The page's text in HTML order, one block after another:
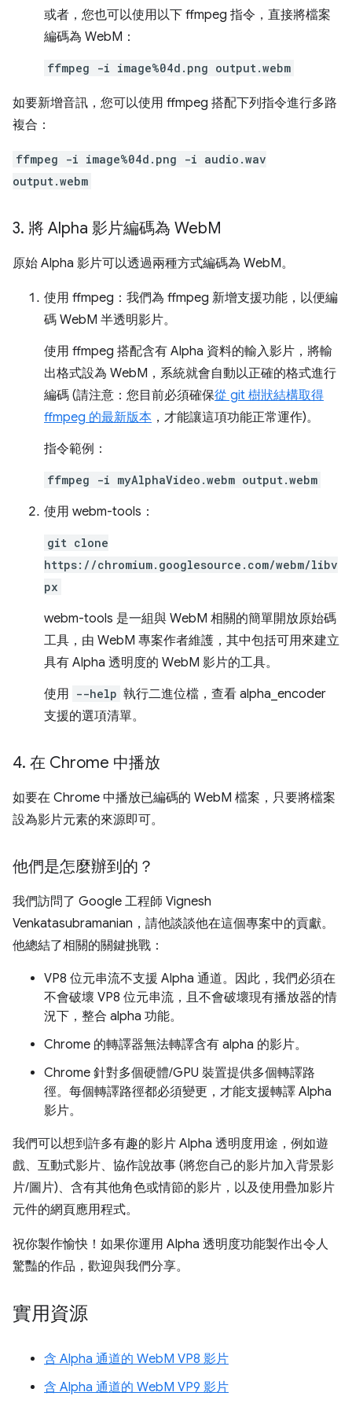
或者，您也可以使用以下 ffmpeg 指令，直接將檔案
編碼為 WebM：
ffmpeg -i image%04d.png output.webm
如要新增音訊，您可以使用 ffmpeg 搭配下列指令進行多路
複合：
ffmpeg -i image%04d.png -i audio.wav
output.webm
3. 將 Alpha 影片編碼為 WebM
原始 Alpha 影片可以透過兩種方式編碼為 WebM。
使用 ffmpeg：我們為 ffmpeg 新增支援功能，以便編
碼 WebM 半透明影片。
使用 ffmpeg 搭配含有 Alpha 資料的輸入影片，將輸
出格式設為 WebM，系統就會自動以正確的格式進行
編碼 (請注意：您目前必須確保從 git 樹狀結構取得
ffmpeg 的最新版本 ，才能讓這項功能正常運作)。
指令範例：
ffmpeg -i myAlphaVideo.webm output.webm
使用 webm-tools：
git clone
https://chromium.googlesource.com/webm/libv
px
webm-tools 是一組與 WebM 相關的簡單開放原始碼
工具，由 WebM 專案作者維護，其中包括可用來建立
具有 Alpha 透明度的 WebM 影片的工具。
使用 --help 執行二進位檔，查看 alpha_encoder
支援的選項清單。
4. 在 Chrome 中播放
如要在 Chrome 中播放已編碼的 WebM 檔案，只要將檔案
設為影片元素的來源即可。
他們是怎麼辦到的？
我們訪問了 Google 工程師 Vignesh
Venkatasubramanian，請他談談他在這個專案中的貢獻。
他總結了相關的關鍵挑戰：
VP8 位元串流不支援 Alpha 通道。因此，我們必須在
不會破壞 VP8 位元串流，且不會破壞現有播放器的情
況下，整合 alpha 功能。
Chrome 的轉譯器無法轉譯含有 alpha 的影片。
Chrome 針對多個硬體/GPU 裝置提供多個轉譯路
徑。每個轉譯路徑都必須變更，才能支援轉譯 Alpha
影片。
我們可以想到許多有趣的影片 Alpha 透明度用途，例如遊
戲、互動式影片、協作說故事 (將您自己的影片加入背景影
片/圖片)、含有其他角色或情節的影片，以及使用疊加影片
元件的網頁應用程式。
祝你製作愉快！如果你運用 Alpha 透明度功能製作出令人
驚豔的作品，歡迎與我們分享。
實用資源
含 Alpha 通道的 WebM VP8 影片
含 Alpha 通道的 WebM VP9 影片